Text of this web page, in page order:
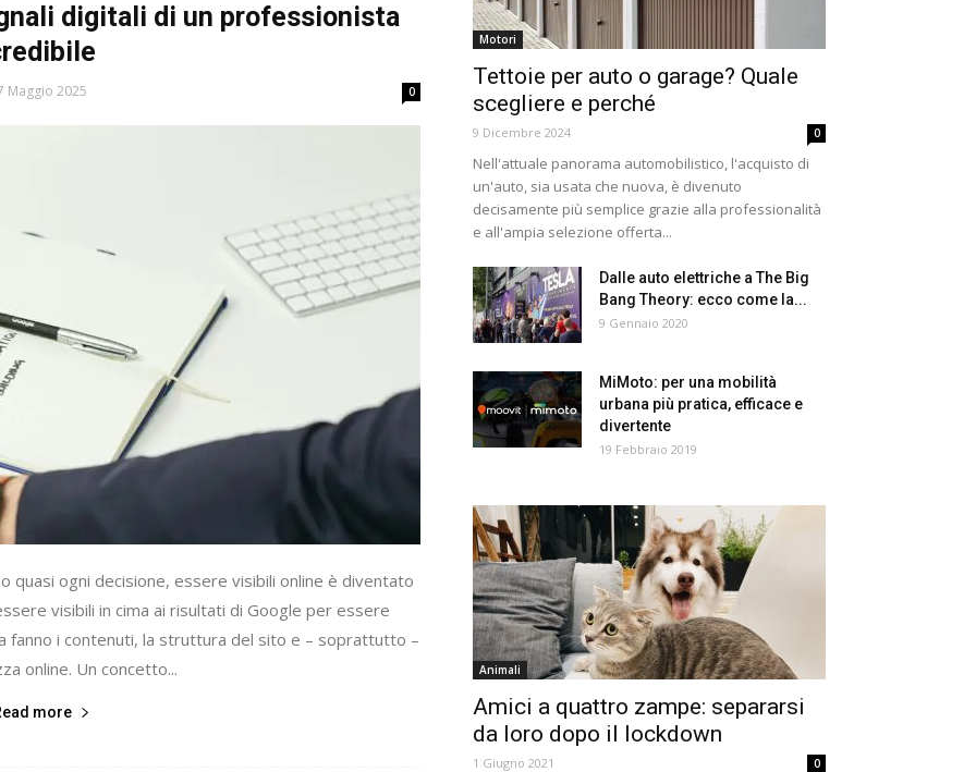
digitali di un professionista
Maggio 2025 0
quasi ogni decisione, essere visibili online è diventato
visibili in cima ai risultati di Google per essere
fanno i contenuti, la struttura del sito e – soprattutto –
online. Un concetto...
more
Motori
Tettoie per auto o garage? Quale
scegliere e perché
9 Dicembre 2024 0
Nell'attuale panorama automobilistico, l'acquisto di
un'auto, sia usata che nuova, è divenuto
decisamente più semplice grazie alla professionalità
e all'ampia selezione offerta...
Dalle auto elettriche a The Big
Bang Theory: ecco come la...
9 Gennaio 2020
MiMoto: per una mobilità
urbana più pratica, efficace e
divertente
19 Febbraio 2019
Animali
Amici a quattro zampe: separarsi
da loro dopo il lockdown
1 Giugno 2021 0